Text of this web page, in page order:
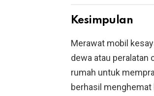
Kesimpulan
Merawat mobil
dewa atau peralatan
rumah untuk
berhasil